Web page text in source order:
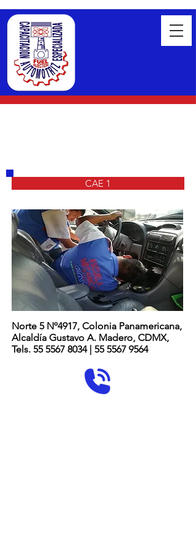
CAE 1
Norte 5 Nº4917, Colonia Panamericana,
Alcaldía Gustavo A. Madero, CDMX,
Tels. 55 5567 8034 | 55 5567 9564